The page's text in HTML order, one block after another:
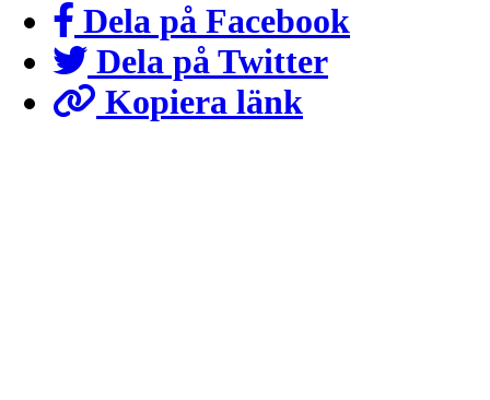
Dela på Facebook
Dela på Twitter
Kopiera länk